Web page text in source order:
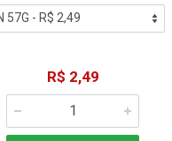
R$ 2,49